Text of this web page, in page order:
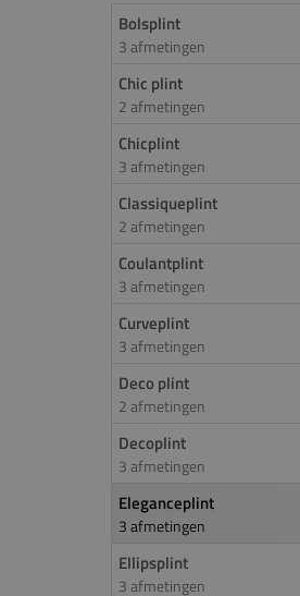
Bolsplint
3 afmetingen
Chic plint
2 afmetingen
Chicplint
3 afmetingen
Classiqueplint
2 afmetingen
Coulantplint
3 afmetingen
Curveplint
3 afmetingen
Deco plint
2 afmetingen
Decoplint
3 afmetingen
Eleganceplint
3 afmetingen
Ellipsplint
3 afmetingen